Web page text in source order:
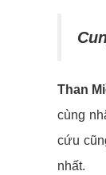
Than
cùng
cứu
nhất.